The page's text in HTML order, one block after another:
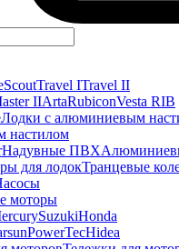
ScoutTravel ITravel II
IIArtaRubiconVesta RIB
Лодки с алюминиевым
настилом
Надувные ПВХ
для лодокТранцевые
моторы
SuzukiHonda
PowerTecHidea